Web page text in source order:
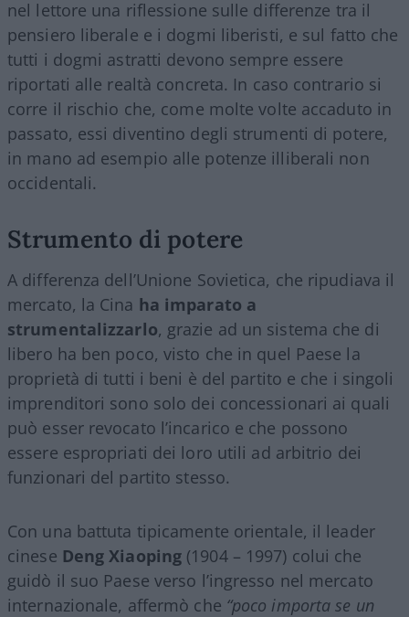
nel lettore una riflessione sulle differenze tra il
pensiero liberale e i dogmi liberisti, e sul fatto che
tutti i dogmi astratti devono sempre essere
riportati alle realtà concreta. In caso contrario si
corre il rischio che, come molte volte accaduto in
passato, essi diventino degli strumenti di potere,
in mano ad esempio alle potenze illiberali non
occidentali.
Strumento di potere
A differenza dell’Unione Sovietica, che ripudiava il
mercato, la Cina ha imparato a
strumentalizzarlo, grazie ad un sistema che di
libero ha ben poco, visto che in quel Paese la
proprietà di tutti i beni è del partito e che i singoli
imprenditori sono solo dei concessionari ai quali
può esser revocato l’incarico e che possono
essere espropriati dei loro utili ad arbitrio dei
funzionari del partito stesso.
Con una battuta tipicamente orientale, il leader
cinese Deng Xiaoping (1904 – 1997) colui che
guidò il suo Paese verso l’ingresso nel mercato
internazionale, affermò che “poco importa se un